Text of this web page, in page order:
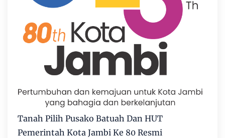
Tanah Pilih Pusako Batuah Dan HUT
Pemerintah Kota Jambi Ke 80 Resmi